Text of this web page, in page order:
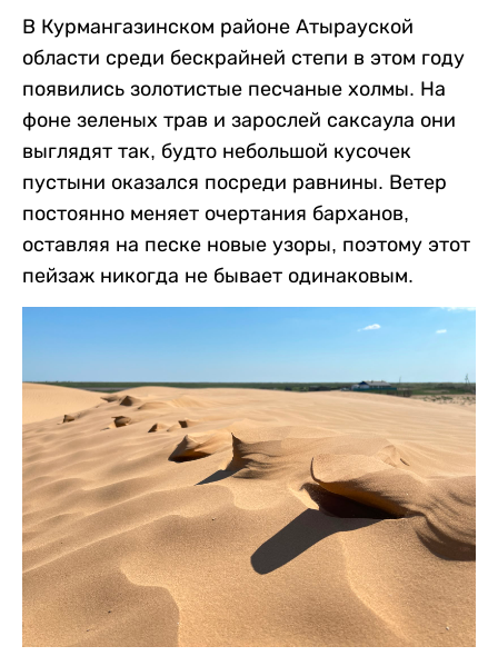
В Курмангазинском районе Атырауской
области среди бескрайней степи в этом году
появились золотистые песчаные холмы. На
фоне зеленых трав и зарослей саксаула они
выглядят так, будто небольшой кусочек
пустыни оказался посреди равнины. Ветер
постоянно меняет очертания барханов,
оставляя на песке новые узоры, поэтому этот
пейзаж никогда не бывает одинаковым.